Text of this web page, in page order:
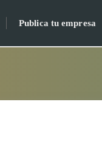
Publica tu empresa